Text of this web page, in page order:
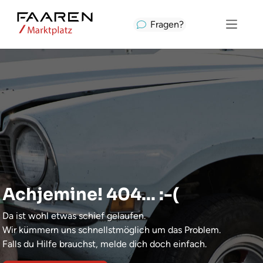
Fragen?
Achjemine! 404... :-(
Da ist wohl etwas schief gelaufen.
Wir kümmern uns schnellstmöglich um das Problem.
Falls du Hilfe brauchst, melde dich doch einfach.